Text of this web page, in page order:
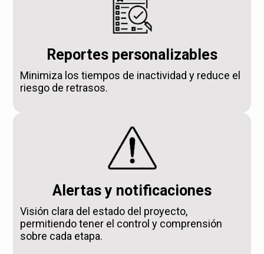
Reportes personalizables
Minimiza los tiempos de inactividad y reduce el
riesgo de retrasos.
Alertas y notificaciones
Visión clara del estado del proyecto,
permitiendo tener el control y comprensión
sobre cada etapa.